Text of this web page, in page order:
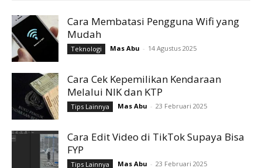
Cara Membatasi Pengguna Wifi yang
Mudah
Teknologi Mas Abu - 14 Agustus 2025
Cara Cek Kepemilikan Kendaraan
Melalui NIK dan KTP
Tips Lainnya Mas Abu - 23 Februari 2025
Cara Edit Video di TikTok Supaya Bisa
FYP
Tips Lainnya Mas Abu - 23 Februari 2025